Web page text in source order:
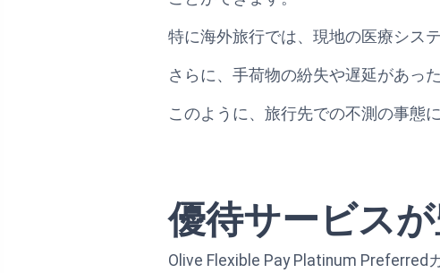
特に海外旅行では、現地の医療シス
さらに、手荷物の紛失や遅延があっ
このように、旅行先での不測の事態
優待サービス
Olive Flexible Pay Platinum Preferred